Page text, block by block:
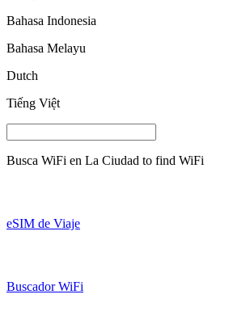
Bahasa Indonesia
Bahasa Melayu
Dutch
Tiếng Việt
Busca WiFi en La Ciudad to find WiFi
eSIM de Viaje
Buscador WiFi